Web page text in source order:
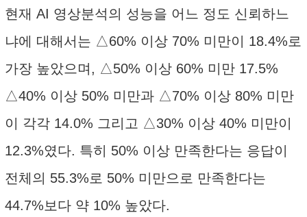
현재 AI 영상분석의 성능을 어느 정도 신뢰하느
냐에 대해서는 △60% 이상 70% 미만이 18.4%로
가장 높았으며, △50% 이상 60% 미만 17.5%
△40% 이상 50% 미만과 △70% 이상 80% 미만
이 각각 14.0% 그리고 △30% 이상 40% 미만이
12.3%였다. 특히 50% 이상 만족한다는 응답이
전체의 55.3%로 50% 미만으로 만족한다는
44.7%보다 약 10% 높았다.